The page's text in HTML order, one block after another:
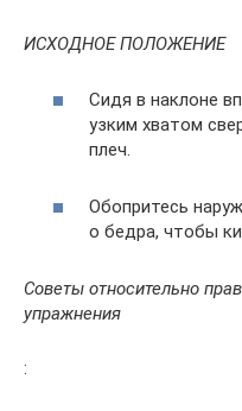
ИСХОДНОЕ ПОЛОЖЕНИЕ
Сидя в наклоне
узким хватом
плеч.
Обопритесь
о бедра, чтобы
Советы относительно
упражнения
: